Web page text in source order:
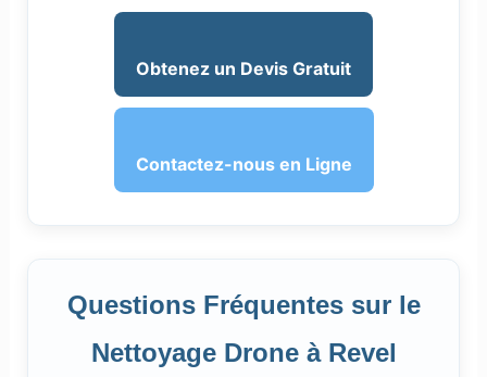
Obtenez un Devis Gratuit
Contactez-nous en Ligne
Questions Fréquentes sur le
Nettoyage Drone à Revel